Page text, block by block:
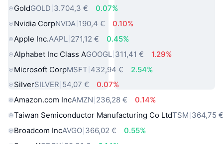
GoldGOLD 3.704,3 €
0.07%
Nvidia CorpNVDA 190,4 €
0.10%
Apple Inc.AAPL 271,12 €
0.45%
Alphabet Inc Class AGOOGL 311,41 €
1.29%
Microsoft CorpMSFT 432,94 €
2.54%
SilverSILVER 54,07 €
0.07%
Amazon.com IncAMZN 236,28 €
0.14%
Taiwan Semiconductor Manufacturing Co LtdTSM 364,75
Broadcom IncAVGO 366,02 €
0.55%